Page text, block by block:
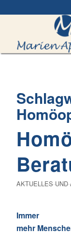
AKTUELLES UND
Immer
mehr